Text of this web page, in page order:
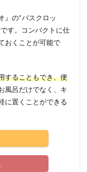
』の“バスクロッ
す。コンパクトに仕
おくことが可能で
することもでき、便
風呂だけでなく、キ
に置くことができる